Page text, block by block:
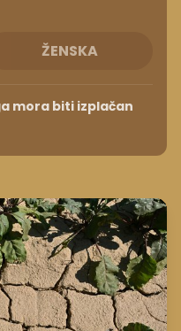
ŽENSKA
mora biti izplačan